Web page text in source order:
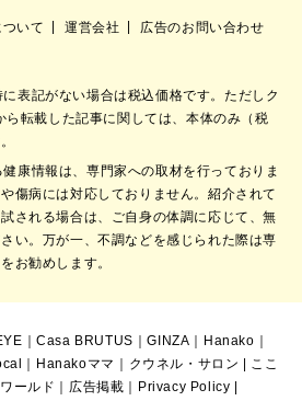
いて 運営会社
広告のお問い合わせ
表記がない場合は税込価格です。ただしク
ら転載した記事に関しては、本体のみ（税
康情報は、専門家への取材を行っておりま
傷病には対応しておりません。紹介されて
される場合は、ご自身の体調に応じて、無
い。万が一、不調などを感じられた際は専
お勧めします。
｜Casa BRUTUS ｜GINZA Hanako
Hanakoママ クウネル・サロン
ここ
ールド 広告掲載 Privacy Policy